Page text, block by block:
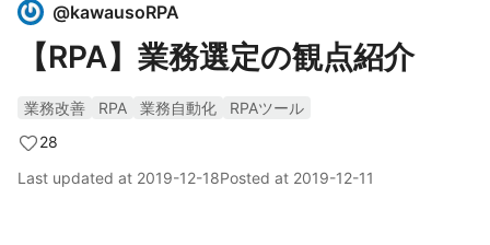
@kawausoRPA
【RPA】業務選定の観点紹介
業務改善 RPA 業務自動化
RPAツール
28
Last updated at 2019-12-18Posted at 2019-12-11